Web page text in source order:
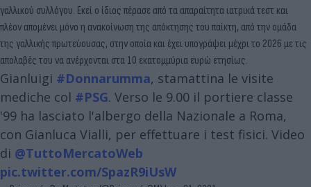
γαλλικού συλλόγου. Εκεί ο ίδιος πέρασε από τα απαραίτητα ιατρικά τεστ και
πλέον απομένει μόνο η ανακοίνωση της απόκτησης του παίκτη, από την ομάδα
της γαλλικής πρωτεύουσας, στην οποία και έχει υπογράψει μέχρι το 2026 με τις
απολαβές του να ανέρχονται στα 10 εκατομμύρια ευρώ ετησίως.
Gianluigi #Donnarumma, stamattina le visite
mediche col #PSG. Verso le 9.00 il portiere classe
'99 ha lasciato l'albergo della Nazionale a Roma,
con Gianluca Vialli, per effettuare i test fisici. Video
di @TuttoMercatoWeb
pic.twitter.com/SpazR9iUsW